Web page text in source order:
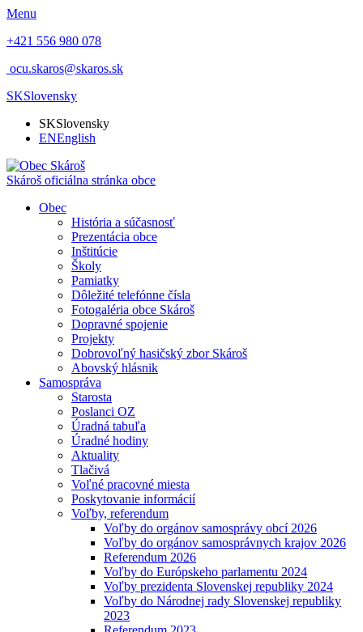
Menu
+421 556 980 078
ocu.skaros@skaros.sk
SKSlovensky
SKSlovensky
ENEnglish
Skároš oficiálna stránka obce
Obec
História a súčasnosť
Prezentácia obce
Inštitúcie
Školy
Pamiatky
Dôležité telefónne čísla
Fotogaléria obce Skároš
Dopravné spojenie
Projekty
Dobrovoľný hasičský zbor Skároš
Abovský hlásnik
Samospráva
Starosta
Poslanci OZ
Úradná tabuľa
Úradné hodiny
Aktuality
Tlačivá
Voľné pracovné miesta
Poskytovanie informácií
Voľby, referendum
Voľby do orgánov samosprávy obcí 2026
Voľby do orgánov samosprávnych krajov 2026
Referendum 2026
Voľby do Európskeho parlamentu 2024
Voľby prezidenta Slovenskej republiky 2024
Voľby do Národnej rady Slovenskej republiky
2023